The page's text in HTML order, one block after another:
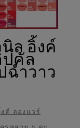
ล อิ้งค์
ปคัล
ฉ่ำวาว
ค์ ลองแวร์